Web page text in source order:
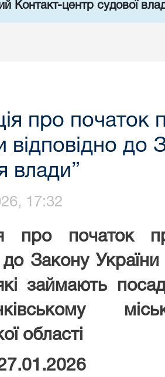
Контакт-центр судової
про початок
відповідно до
влади”
17:32
про початок
до Закону
займають
області